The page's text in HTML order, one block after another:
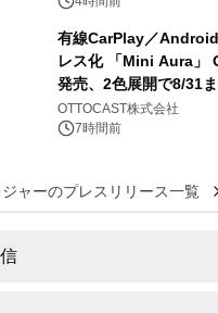
有線CarPlay／
レス化 「Mini Aura」
発売、2色展開で8/31
OTTOCAST株式会社
7時間前
ャーのプレスリリース一覧